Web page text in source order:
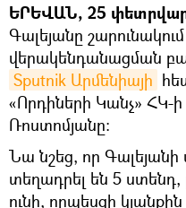
ԵՐԵՎԱՆ, 25
Գալեյանը
վերակենդանացման
Sputnik Արմենիայի
«Որդիների Կանչ»
Ռոստոմյանը։
Նա նշեց, որ
տեղադրել են 5
ունի, որպեսզի